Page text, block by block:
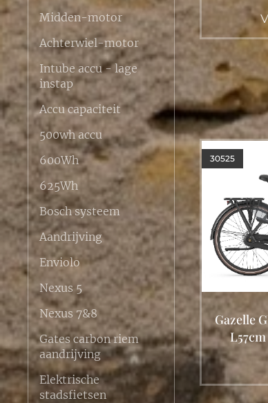
Midden-motor
Achterwiel-motor
Intube accu - lage
instap
Accu capaciteit
500wh accu
600Wh
625Wh
Bosch systeem
Aandrijving
Enviolo
Nexus 5
Nexus 7&8
Gates carbon riem
aandrijving
Elektrische
stadsfietsen
Gazelle
30525